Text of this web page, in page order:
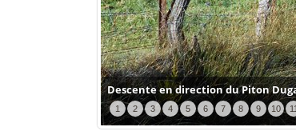
Descente en direction du Piton
1 2 3 4 5 6 7 8 9 10 11